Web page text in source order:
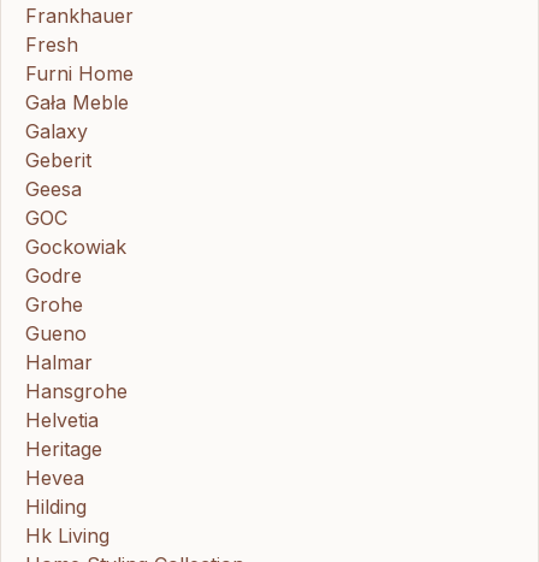
Frankhauer
Fresh
Furni Home
Gała Meble
Galaxy
Geberit
Geesa
GOC
Gockowiak
Godre
Grohe
Gueno
Halmar
Hansgrohe
Helvetia
Heritage
Hevea
Hilding
Hk Living